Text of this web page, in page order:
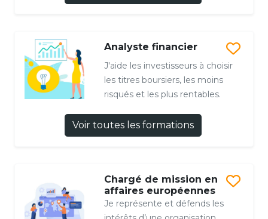
Analyste financier
J'aide les investisseurs à choisir
les titres boursiers, les moins
risqués et les plus rentables.
Voir toutes les formations
Chargé de mission en
affaires européennes
Je représente et défends les